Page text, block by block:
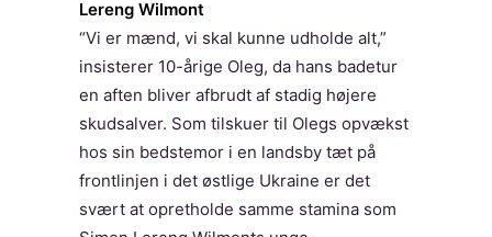
Lereng Wilmont
“Vi er mænd, vi skal kunne udholde alt,”
insisterer 10-årige Oleg, da hans badetur
en aften bliver afbrudt af stadig højere
skudsalver. Som tilskuer til Olegs opvækst
hos sin bedstemor i en landsby tæt på
frontlinjen i det østlige Ukraine er det
svært at opretholde samme stamina som